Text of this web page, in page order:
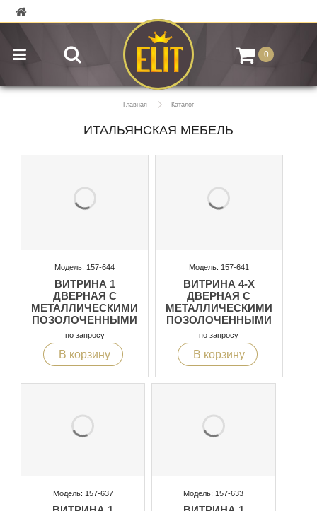
0
Главная Каталог
ИТАЛЬЯНСКАЯ МЕБЕЛЬ
Модель: 157-644
ВИТРИНА 1
ДВЕРНАЯ С
МЕТАЛЛИЧЕСКИМИ
ПОЗОЛОЧЕННЫМИ
НОЖКАМИ И LED
ПОДСВЕТКОЙ
по запросу
В корзину
Модель: 157-641
ВИТРИНА 4-Х
ДВЕРНАЯ С
МЕТАЛЛИЧЕСКИМИ
ПОЗОЛОЧЕННЫМИ
НОЖКАМИ И LED
ПОДСВЕТКОЙ
по запросу
В корзину
Модель: 157-637 Модель: 157-633